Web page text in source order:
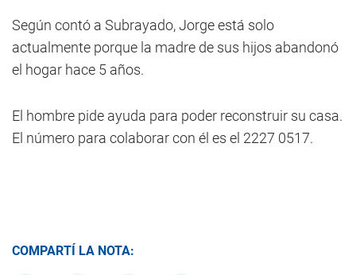
Según contó a Subrayado, Jorge está solo
actualmente porque la madre de sus hijos abandonó
el hogar hace 5 años.
El hombre pide ayuda para poder reconstruir su casa.
El número para colaborar con él es el 2227 0517.
COMPARTÍ LA NOTA: